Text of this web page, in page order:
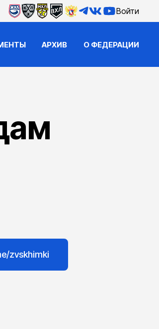
Войти
АРХИВ О ФЕДЕРАЦИИ
zvskhimki